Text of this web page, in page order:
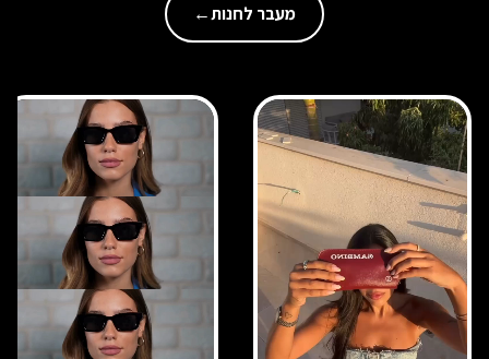
מעבר לחנות←